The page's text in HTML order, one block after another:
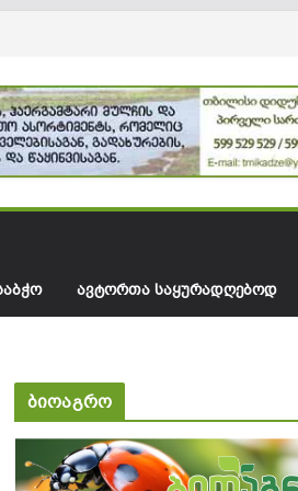
ᲐᲕᲢᲝᲠᲗᲐ ᲡᲐᲧᲣᲠᲐᲓᲦᲔᲑᲝᲓ
ბიოაგრო